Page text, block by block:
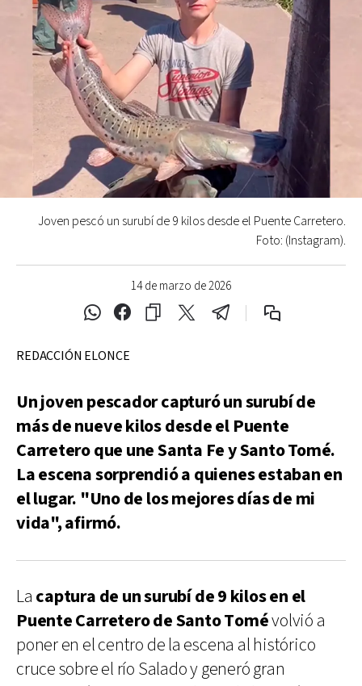
14 de marzo de 2026
Joven pescó un surubí de 9 kilos desde el Puente Carretero.
Foto: (Instagram).
REDACCIÓN ELONCE
Un joven pescador capturó un surubí de
más de nueve kilos desde el Puente
Carretero que une Santa Fe y Santo Tomé.
La escena sorprendió a quienes estaban en
el lugar. "Uno de los mejores días de mi
vida", afirmó.
La captura de un surubí de 9 kilos en el
Puente Carretero de Santo Tomévolvió a
poner en el centro de la escena al histórico
cruce sobre el río Salado y generó gran